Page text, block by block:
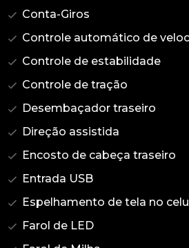
Conta-Giros
Controle automático de
Controle de estabilidade
Controle de tração
Desembaçador traseiro
Direção assistida
Encosto de cabeça traseiro
Entrada USB
Espelhamento de tela no
Farol de LED